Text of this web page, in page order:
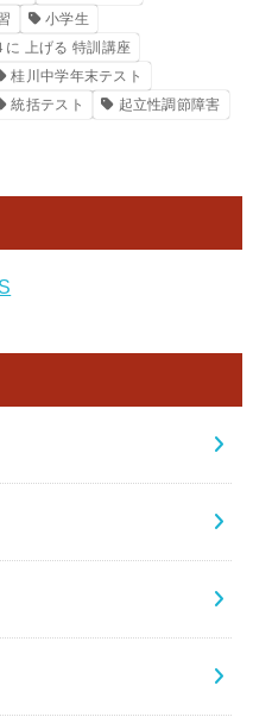
小学生
に 上げる 特訓講座
桂川中学年末テスト
統括テスト
起立性調節障害